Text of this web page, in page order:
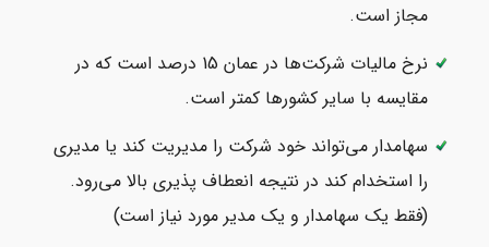
مجاز است.
نرخ مالیات شرکت‌ها در عمان 15 درصد است که در
مقایسه با سایر کشورها کمتر است.
سهامدار می‌تواند خود شرکت را مدیریت کند یا مدیری
را استخدام کند در نتیجه انعطاف پذیری بالا می‌رود.
(فقط یک سهامدار و یک مدیر مورد نیاز است)